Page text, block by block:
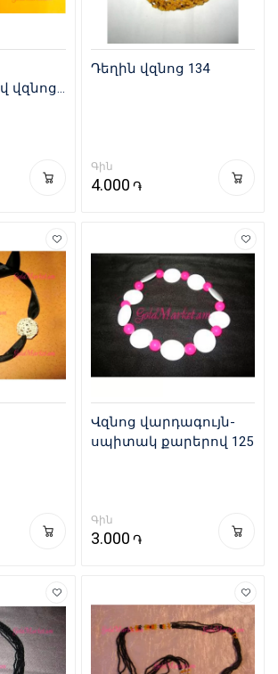
վզնոց
Դեղին վզնոց 134
Գին
4.000 ֏
Վզնոց վարդագույն-
սպիտակ քարերով 125
Գին
3.000 ֏